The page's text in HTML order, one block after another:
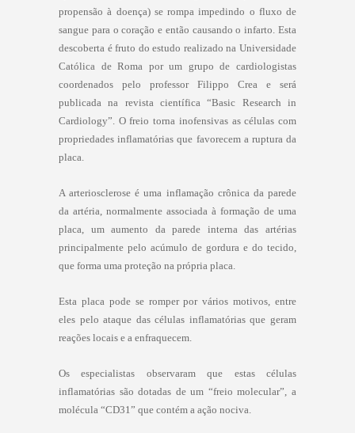
propensão à doença) se rompa impedindo o fluxo de
sangue para o coração e então causando o infarto. Esta
descoberta é fruto do estudo realizado na Universidade
Católica de Roma por um grupo de cardiologistas
coordenados pelo professor Filippo Crea e será
publicada na revista científica “Basic Research in
Cardiology”. O freio torna inofensivas as células com
propriedades inflamatórias que favorecem a ruptura da
placa.
A arteriosclerose é uma inflamação crônica da parede
da artéria, normalmente associada à formação de uma
placa, um aumento da parede interna das artérias
principalmente pelo acúmulo de gordura e do tecido,
que forma uma proteção na própria placa.
Esta placa pode se romper por vários motivos, entre
eles pelo ataque das células inflamatórias que geram
reações locais e a enfraquecem.
Os especialistas observaram que estas células
inflamatórias são dotadas de um “freio molecular”, a
molécula “CD31” que contém a ação nociva.